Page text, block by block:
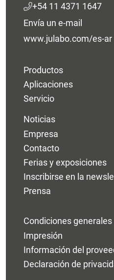
+54 11 4371 1647
Envía un e-mail
www.julabo.com/es-ar
Productos
Aplicaciones
Servicio
Noticias
Empresa
Contacto
Ferias y exposiciones
Inscribirse en la
Prensa
Condiciones
Impresión
Información del
Declaración de